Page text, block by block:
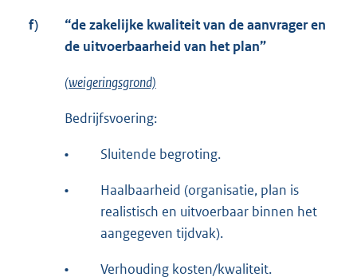
f)
“de zakelijke kwaliteit van de aanvrager en
de uitvoerbaarheid van het plan”
(weigeringsgrond)
Bedrijfsvoering:
• Sluitende begroting.
•
Haalbaarheid (organisatie, plan is
realistisch en uitvoerbaar binnen het
aangegeven tijdvak).
• Verhouding kosten/kwaliteit.